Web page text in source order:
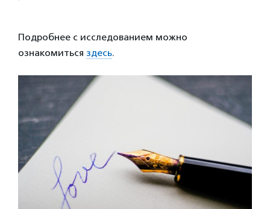
Подробнее с исследованием можно
ознакомиться здесь.